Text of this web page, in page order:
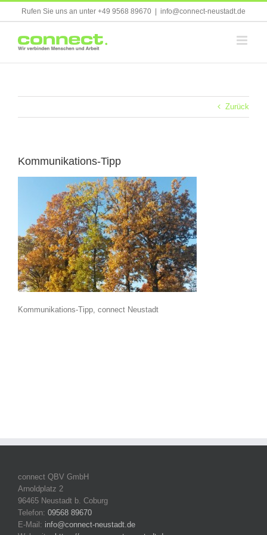
Rufen Sie uns an unter +49 9568 89670 info@connect-neustadt.de
Zurück
Kommunikations-Tipp
Kommunikations-Tipp, connect Neustadt
connect QBV GmbH
Arnoldplatz 2
96465 Neustadt b. Coburg
Telefon: 09568 89670
E-Mail: info@connect-neustadt.de